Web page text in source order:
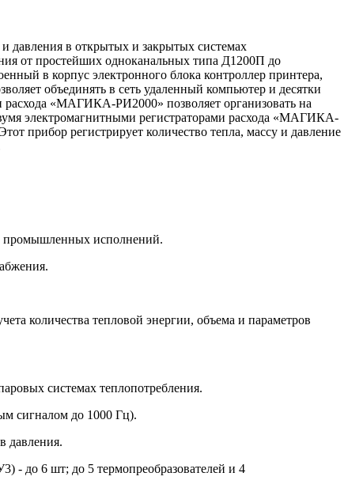
в открытых и закрытых системах
от простейших одноканальных типа Д1200П до
в корпус электронного блока контроллер принтера,
объединять в сеть удаленный компьютер и десятки
«МАГИКА-РИ2000» позволяет организовать на
электромагнитными регистраторами расхода «МАГИКА-
прибор регистрирует количество тепла, массу и давление
промышленных исполнений.
количества тепловой энергии, объема и параметров
системах теплопотребления.
сигналом до 1000 Гц).
давления.
до 6 шт; до 5 термопреобразователей и 4